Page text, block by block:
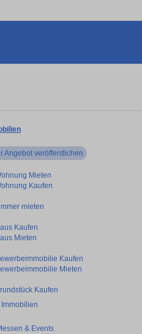
Angebot veröffentlichen
Mieten
Kaufen
mieten
Kaufen
Mieten
Kaufen
Mieten
Kaufen
& Events